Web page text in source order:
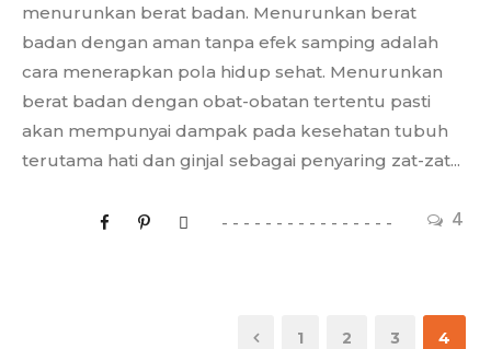
4
menurunkan berat badan. Menurunkan berat
badan dengan aman tanpa efek samping adalah
cara menerapkan pola hidup sehat. Menurunkan
berat badan dengan obat-obatan tertentu pasti
akan mempunyai dampak pada kesehatan tubuh
terutama hati dan ginjal sebagai penyaring zat-zat...
1 2 3 4